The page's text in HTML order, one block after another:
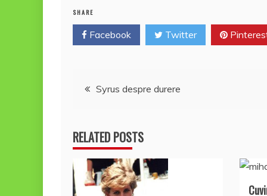
o
o
p
p
a
z
SHARE
Facebook Twitter
Navigare
articole
Syrus despre durere
RELATED POSTS